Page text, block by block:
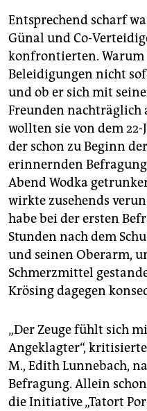
Entsprechend scharf
Günal und Co-
konfrontierten. Warum
Beleidigungen nicht
und ob er sich mit
Freunden nachträglich
wollten sie von dem
der schon zu Beginn
erinnernden
Abend Wodka
wirkte zusehends
habe bei der ersten
Stunden nach dem
und seinen Oberarm,
Schmerzmittel
Krösing dagegen
„Der Zeuge fühlt sich
Angeklagter“,
M., Edith Lunnebach,
Befragung. Allein
die Initiative „Tatort